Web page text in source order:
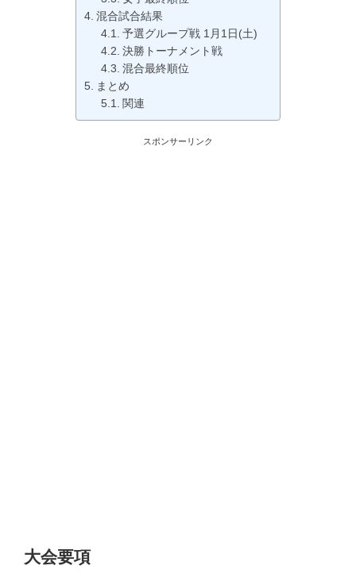
混合試合結果
予選グループ戦 1月1日(土)
決勝トーナメント戦
混合最終順位
まとめ
関連
スポンサーリンク
大会要項